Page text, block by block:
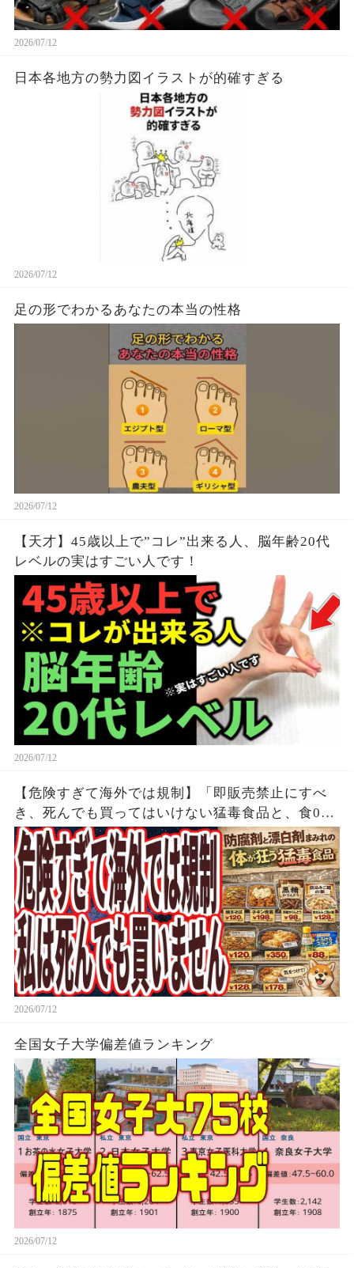
2026/07/12
日本各地方の勢力図イラストが的確すぎる
2026/07/12
足の形でわかるあなたの本当の性格
2026/07/12
【天才】45歳以上で”コレ”出来る人、脳年齢20代
レベルの実はすごい人です！
2026/07/12
【危険すぎて海外では規制】「即販売禁止にすべ
き、死んでも買ってはいけない猛毒食品と、食00
円以下で買える なぜか報道されない天然の薬レ
ベルの神食品」
2026/07/12
全国女子大学偏差値ランキング
2026/07/12